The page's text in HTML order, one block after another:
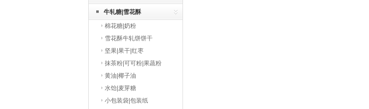
牛轧糖|雪花酥
棉花糖|奶粉
雪花酥牛轧饼饼干
坚果|果干|红枣
抹茶粉|可可粉|果蔬粉
黄油|椰子油
水饴|麦芽糖
小包装袋|包装纸